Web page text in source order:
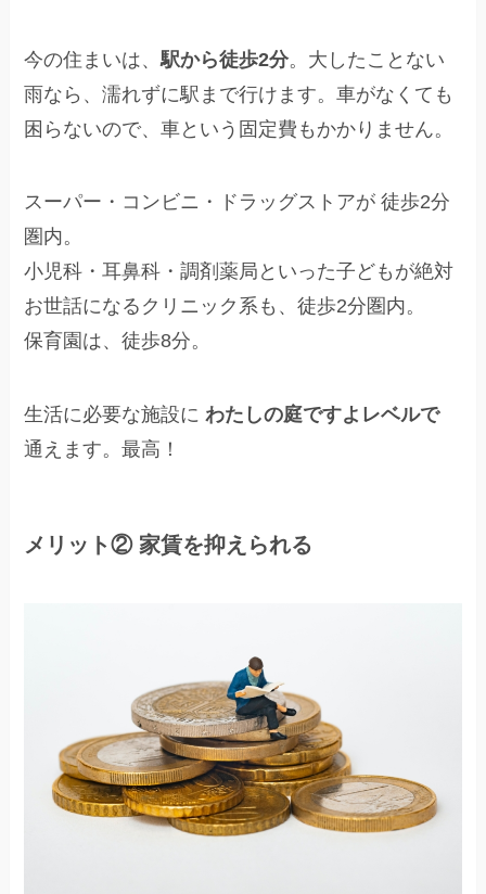
今の住まいは、駅から徒歩2分。大したことない
雨なら、濡れずに駅まで行けます。車がなくても
困らないので、車という固定費もかかりません。
スーパー・コンビニ・ドラッグストアが 徒歩2分
圏内。
小児科・耳鼻科・調剤薬局といった子どもが絶対
お世話になるクリニック系も、徒歩2分圏内。
保育園は、徒歩8分。
生活に必要な施設にわたしの庭ですよレベルで
通えます。最高！
メリット② 家賃を抑えられる